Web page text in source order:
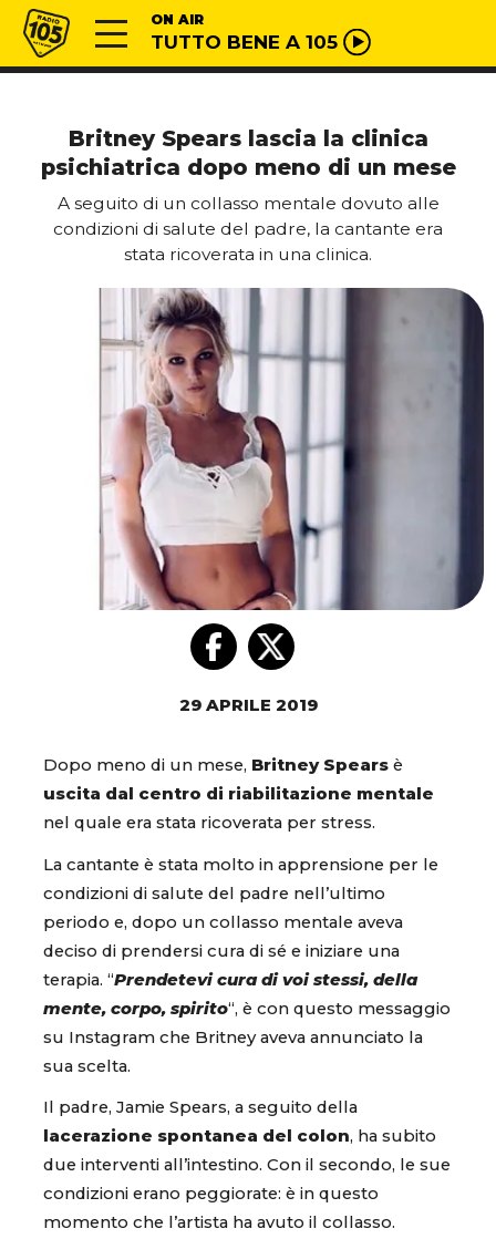
Vai al contenuto
Radio 105 ON AIR
TUTTO BENE A 105
Britney Spears lascia la clinica
psichiatrica dopo meno di un mese
A seguito di un collasso mentale dovuto alle
condizioni di salute del padre, la cantante era
stata ricoverata in una clinica.
29 APRILE 2019
Dopo meno di un mese, Britney Spears è
uscita dal centro di riabilitazione mentale
nel quale era stata ricoverata per stress.
La cantante è stata molto in apprensione per le
condizioni di salute del padre nell’ultimo
periodo e, dopo un collasso mentale aveva
deciso di prendersi cura di sé e iniziare una
terapia. “Prendetevi cura di voi stessi, della
mente, corpo, spirito“, è con questo messaggio
su Instagram che Britney aveva annunciato la
sua scelta.
Il padre, Jamie Spears, a seguito della
lacerazione spontanea del colon, ha subito
due interventi all’intestino. Con il secondo, le sue
condizioni erano peggiorate: è in questo
momento che l’artista ha avuto il collasso.